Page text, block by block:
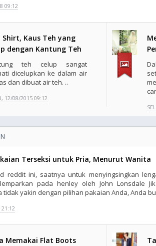
09:12
Shirt, Kaus Teh yang
dengan Kantung Teh
teh celup sangat
dicelupkan ke dalam air
dan dibuat air teh. ..
12/08/2015 09:12
Terseksi untuk Pria, Menurut Wanita
reddit ini, saatnya untuk menyingsingkan
pada henley oleh John Lonsdale
tidak yakin dengan pilihan pakaian Anda, Anda
21:12
Memakai Flat Boots